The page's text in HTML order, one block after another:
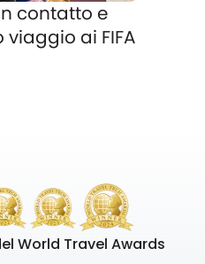
contatto e
ai FIFA
World Travel Awards